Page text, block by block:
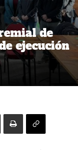
de
ejecución